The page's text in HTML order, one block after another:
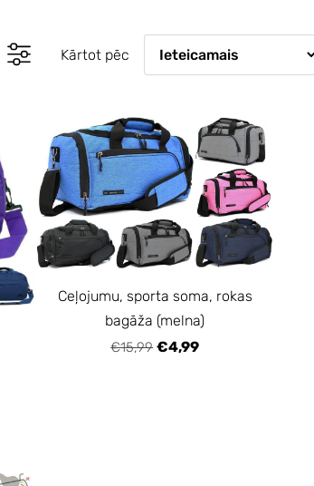
Kārtot pēc
Ceļojumu, sporta soma, rokas
bagāža (melna)
€15,99 €4,99